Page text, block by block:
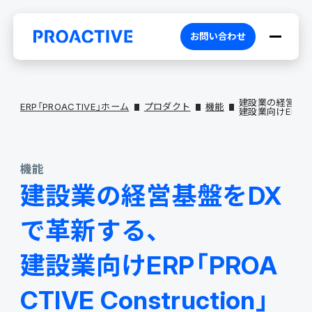
ブランドコア
PROACTIVE AI
機能オファリング
業務特化型オファリング
お役立ち情報
お問い合わせ
ERP「PROACTIVE」ホーム プロダクト 機能
建設業の経営基
建設業向けERP
機能
建設業の経営基盤をDX
で革新する、
建設業向けERP「PROA
CTIVE Construction」